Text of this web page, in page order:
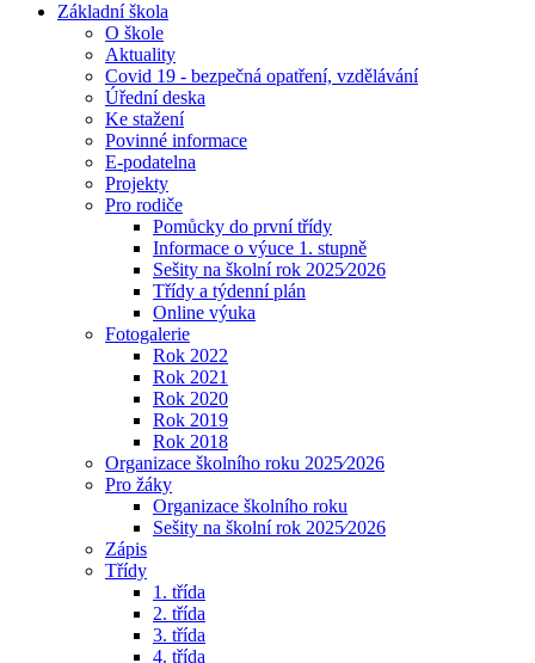
Základní škola
O škole
Aktuality
Covid 19 - bezpečná opatření, vzdělávání
Úřední deska
Ke stažení
Povinné informace
E-podatelna
Projekty
Pro rodiče
Pomůcky do první třídy
Informace o výuce 1. stupně
Sešity na školní rok 2025⁄2026
Třídy a týdenní plán
Online výuka
Fotogalerie
Rok 2022
Rok 2021
Rok 2020
Rok 2019
Rok 2018
Organizace školního roku 2025⁄2026
Pro žáky
Organizace školního roku
Sešity na školní rok 2025⁄2026
Zápis
Třídy
1. třída
2. třída
3. třída
4. třída